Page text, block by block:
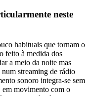
neste
habituais que tornam o
feito à medida dos
a meio da noite mas
streaming de rádio
sonoro integra-se sem
em movimento com o